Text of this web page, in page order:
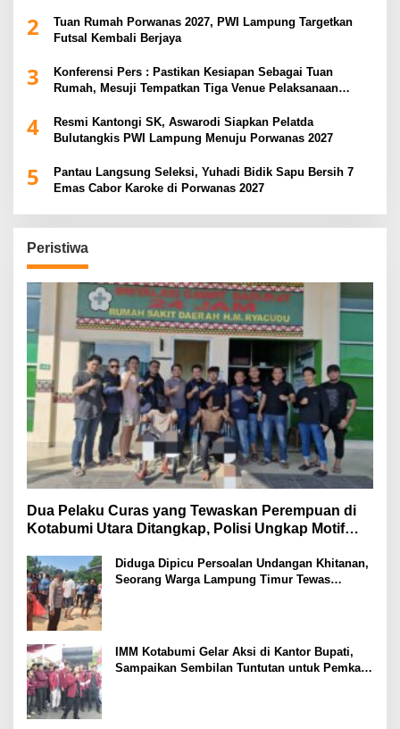
2
Tuan Rumah Porwanas 2027, PWI Lampung Targetkan
Futsal Kembali Berjaya
3
Konferensi Pers : Pastikan Kesiapan Sebagai Tuan
Rumah, Mesuji Tempatkan Tiga Venue Pelaksanaan
4
Resmi Kantongi SK, Aswarodi Siapkan Pelatda
Bulutangkis PWI Lampung Menuju Porwanas 2027
5
Pantau Langsung Seleksi, Yuhadi Bidik Sapu Bersih 7
Emas Cabor Karoke di Porwanas 2027
Peristiwa
Dua Pelaku Curas yang Tewaskan Perempuan di
Kotabumi Utara Ditangkap, Polisi Ungkap Motif
Diduga Dipicu Persoalan Undangan Khitanan,
Seorang Warga Lampung Timur Tewas
IMM Kotabumi Gelar Aksi di Kantor Bupati,
Sampaikan Sembilan Tuntutan untuk Pemkab